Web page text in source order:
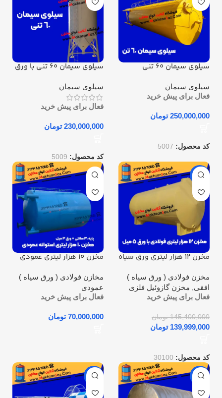
سیلوی سیمان 60 تنی
سیلوی سیمان
فعال برای پیش خرید
تومان
کد محصول: 5007
سیلوی سیمان 60 تنی با ورق
سیلوی سیمان
فعال برای پیش خرید
تومان
کد محصول: 5009
-4%
مخرن 12 هزار لیتری ورق سیاه
مخزن فولادی ( ورق سیاه )
افقی, مخزن گازوئیل فلزی
فعال برای پیش خرید
145,400,000 تومان
139,999,000 تومان
کد محصول: 30100
مخزن 10 هزار لیتری عمودی
3 میل و پایه بلند
مخازن فولادی ( ورق سیاه )
عمودی
فعال برای پیش خرید
تومان
-2%
-3%